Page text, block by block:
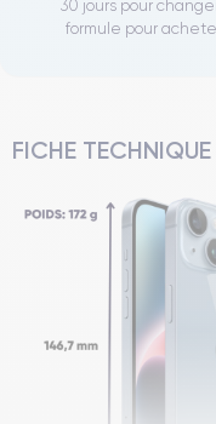
30 jours pour
formule pour
FICHE